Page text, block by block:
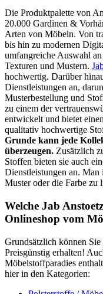
Die Produktpalette von
20.000 Gardinen &
Arten von Möbeln. Von
bis hin zu modernen
umfangreiche Auswahl
Texturen und Mustern.
hochwertig. Darüber
Dienstleistungen an,
Musterbestellung und
zu einem der
entwickelt und bietet
qualitativ hochwertige
Grunde kann jede
überzeugen. Zusätzlich
Stoffen bieten sie auch
Dienstleistungen an. Man
Muster oder die Farbe zu
Welche Jab
Onlineshop vom
Grundsätzlich können Sie
Preisgünstig erhalten!
Möbelstoffparadies
hier in den Kategorien: